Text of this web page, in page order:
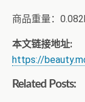
商品重量：
本文链接地址:
https://
Related Posts: